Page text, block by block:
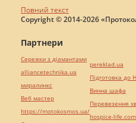
Повний текст
Copyright © 2014-2026
Партнери
Сережки з діамантами
alliancetechnika.ua
миралинкс
Веб мастер
https://motokosmos.ua/
pereklad.ua
Підготовка
Винна шафа
Перевезення
hospice-